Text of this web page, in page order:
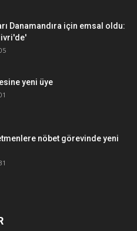
Danamandıra için emsal oldu:
yeni üye
nöbet görevinde yeni